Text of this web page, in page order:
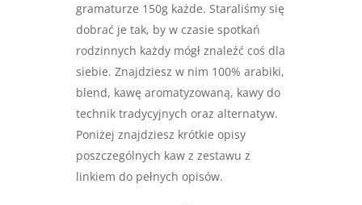
gramaturze 150g każde. Staraliśmy się
dobrać je tak, by w czasie spotkań
rodzinnych każdy mógł znaleźć coś dla
siebie. Znajdziesz w nim 100% arabiki,
blend, kawę aromatyzowaną, kawy do
technik tradycyjnych oraz alternatyw.
Poniżej znajdziesz krótkie opisy
poszczególnych kaw z zestawu z
linkiem do pełnych opisów.